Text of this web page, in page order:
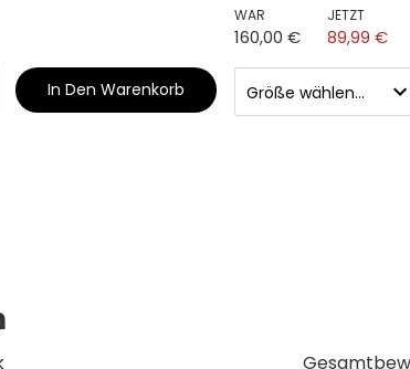
In Den Warenkorb
WAR
160,00 €
JETZT
89,99 €